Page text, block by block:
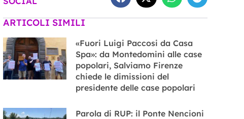
ARTICOLI SIMILI
«Fuori Luigi Paccosi da Casa
Spa»: da Montedomini alle case
popolari, Salviamo Firenze
chiede le dimissioni del
presidente delle case popolari
Parola di RUP: il Ponte Nencioni